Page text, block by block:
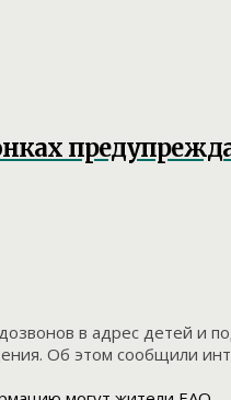
в адрес детей и
Об этом сообщили